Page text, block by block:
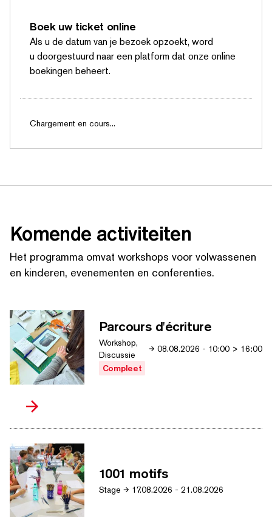
Boek uw ticket online
Als u de datum van je bezoek opzoekt, word
u doorges­tu­urd naar een platform dat onze online
boekingen beheert.
Chargement en cours...
Komende activiteiten
Het programma omvat workshops voor volwassenen
en kinderen, evenementen en conferenties.
Parcours d'écriture
Workshop,
Discussie
08.08.2026 - 10:00 > 16:00
Compleet
1001 motifs
Stage 17.08.2026 - 21.08.2026